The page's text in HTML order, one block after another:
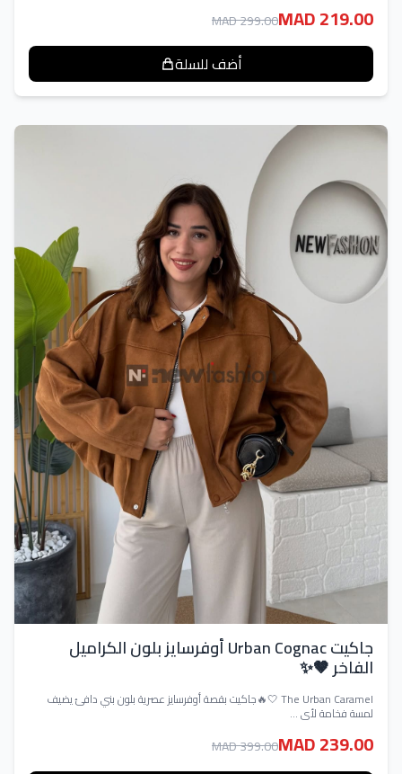
MAD 219.00
MAD 299.00
أضف للسلة
جاكيت Urban Cognac أوفرسايز بلون الكراميل
الفاخر 🤎✨
The Urban Caramel 🤍🔥جاكيت بقصة أوفرسايز عصرية بلون بني دافئ يضيف
لمسة فخامة لأي ...
MAD 239.00
MAD 399.00